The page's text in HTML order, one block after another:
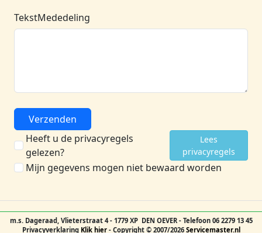
TekstMededeling
Verzenden
Heeft u de privacyregels
gelezen?
Lees
privacyregels
Mijn gegevens mogen niet bewaard worden
m.s. Dageraad, Vlieterstraat 4 - 1779 XP DEN OEVER - Telefoon 06 2279 13 45
Privacyverklaring Klik hier- Copyright © 2007/2026 Servicemaster.nl